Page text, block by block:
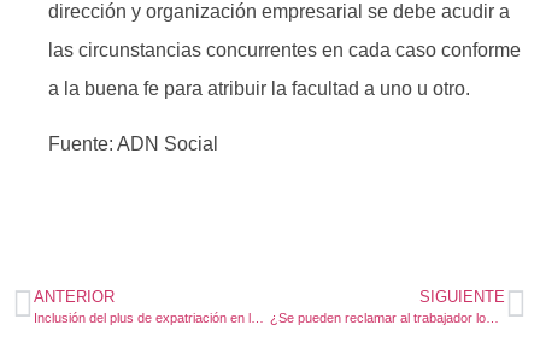
dirección y organización empresarial se debe acudir a
las circunstancias concurrentes en cada caso conforme
a la buena fe para atribuir la facultad a uno u otro.
Fuente: ADN Social
ANTERIOR SIGUIENTE
¿Se pueden reclamar al trabajador los daños causados a un coche de la empresa?